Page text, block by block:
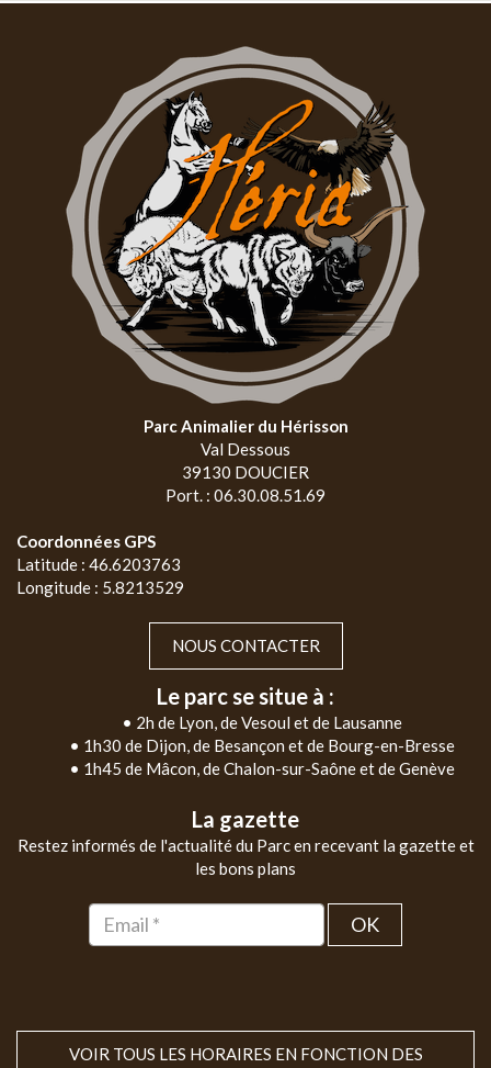
Parc Animalier du Hérisson
Val Dessous
39130 DOUCIER
Port. : 06.30.08.51.69
Coordonnées GPS
Latitude : 46.6203763
Longitude : 5.8213529
NOUS CONTACTER
Le parc se situe à :
• 2h de Lyon, de Vesoul et de Lausanne
• 1h30 de Dijon, de Besançon et de Bourg-en-Bresse
• 1h45 de Mâcon, de Chalon-sur-Saône et de Genève
La gazette
Restez informés de l'actualité du Parc en recevant la gazette et
les bons plans
OK
VOIR TOUS LES HORAIRES EN FONCTION DES